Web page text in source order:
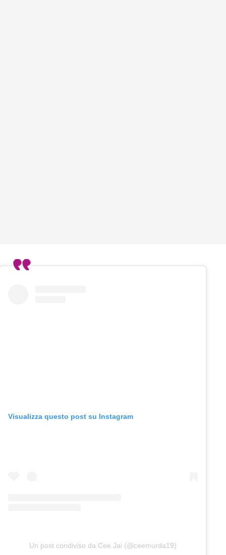
Visualizza questo post su Instagram
Un post condiviso da Cee Jai (@ceemurda19)